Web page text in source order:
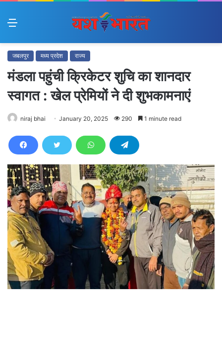
Menu
जबलपुर मध्य प्रदेश राज्य
मंडला पहुंची क्रिकेटर शुचि का शानदार
स्वागत : खेल प्रेमियों ने दी शुभकामनाएं
niraj bhai January 20, 2025 290 1 minute read